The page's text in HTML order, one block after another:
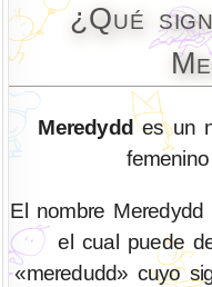
¿Qué
Meredydd es un
El nombre
el cual puede
«meredudd» cuyo